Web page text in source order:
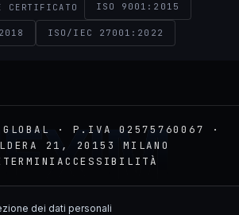
CERTIFICATO ISO 9001:2015
ISO/IEC 27001:2022
· P.IVA 02575760067 ·
21, 20153 MILANO
TERMINI ACCESSIBILITÀ
dei dati personali